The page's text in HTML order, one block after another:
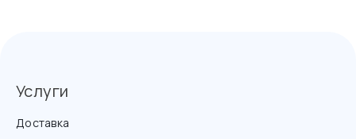
Услуги
Доставка